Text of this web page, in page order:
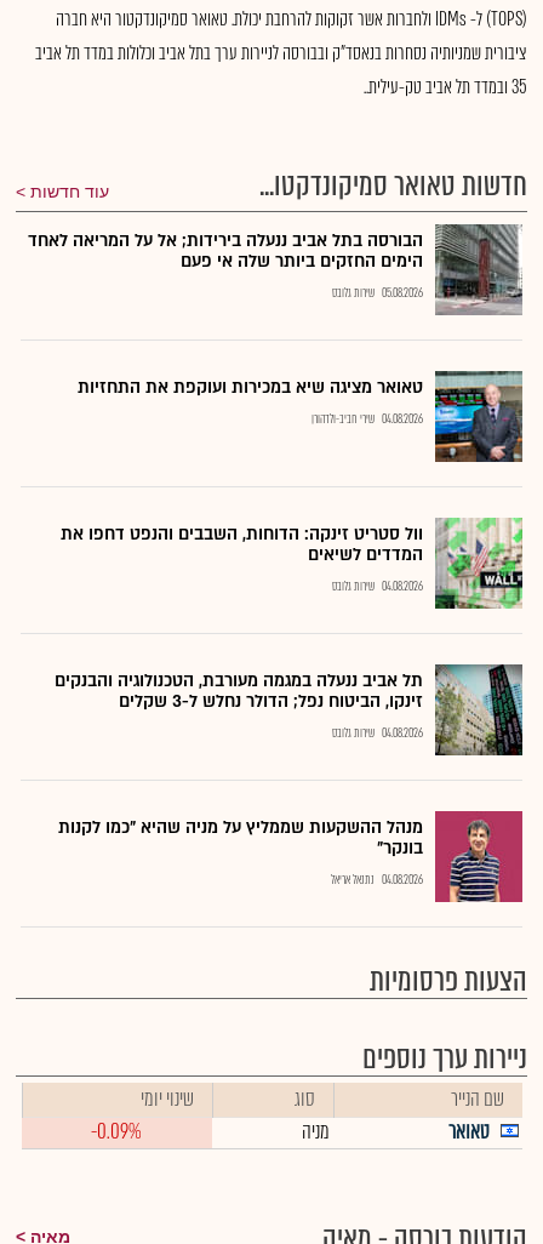
(TOPS) ל- IDMs ולחברות אשר זקוקות להרחבת יכולת. טאואר סמיקונדקטור היא חברה
ציבורית שמניותיה נסחרות בנאסד"ק ובבורסה לניירות ערך בתל אביב וכלולות במדד תל אביב
35 ובמדד תל אביב טק-עילית..
חדשות טאואר סמיקונדקטו... עוד חדשות
הבורסה בתל אביב ננעלה בירידות; אל על המריאה לאחד
הימים החזקים ביותר שלה אי פעם
05.08.2026 שירות גלובס
טאואר מציגה שיא במכירות ועוקפת את התחזיות
04.08.2026 שירי חביב-ולדהורן
וול סטריט זינקה: הדוחות, השבבים והנפט דחפו את
המדדים לשיאים
04.08.2026 שירות גלובס
תל אביב ננעלה במגמה מעורבת, הטכנולוגיה והבנקים
זינקו, הביטוח נפל; הדולר נחלש ל-3 שקלים
04.08.2026 שירות גלובס
מנהל ההשקעות שממליץ על מניה שהיא "כמו לקנות
בונקר"
04.08.2026 נתנאל אריאל
הצעות פרסומיות
ניירות ערך נוספים
שם הנייר סוג
שינוי יומי
טאואר
מניה -0.09%
מאיה